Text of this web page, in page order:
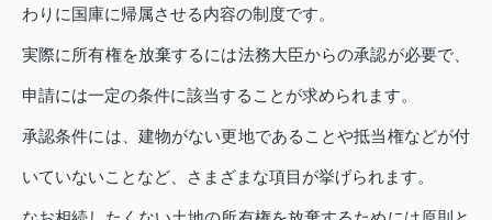
わりに国庫に帰属させる内容の制度です。
実際に所有権を放棄するには法務大臣からの承認が必要で、
申請には一定の条件に該当することが求められます。
承認条件には、建物がない更地であることや抵当権などが付
いていないことなど、さまざまな項目が挙げられます。